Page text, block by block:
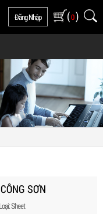
Đăng Nhập (0)
SƠN
Sheet